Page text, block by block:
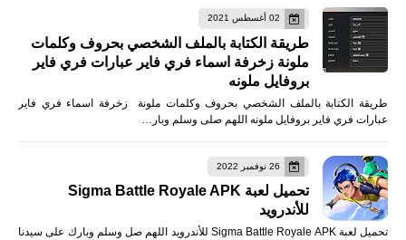
02 أغسطس 2021
طريقة الكتابة بالملف الشخصي بحروف وكلمات
ملونة زخرفة اسماء فري فاير عبارات فري فاير
بروفايل ملونه
طريقة الكتابة بالملف الشخصي بحروف وكلمات ملونة زخرفة اسماء فري فاير
عبارات فري فاير بروفايل ملونه اللهم صلى وسلم وبار…
26 نوفمبر 2022
تحميل لعبة Sigma Battle Royale APK
للأندرويد
تحميل لعبة Sigma Battle Royale APK للأندرويد اللهم صل وسلم وبارك على سيدنا